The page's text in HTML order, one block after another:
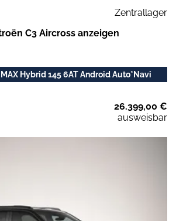
Zentrallager
C3 Aircross anzeigen
Hybrid 145 6AT Android Auto*Navi
26.399,00 €
ausweisbar